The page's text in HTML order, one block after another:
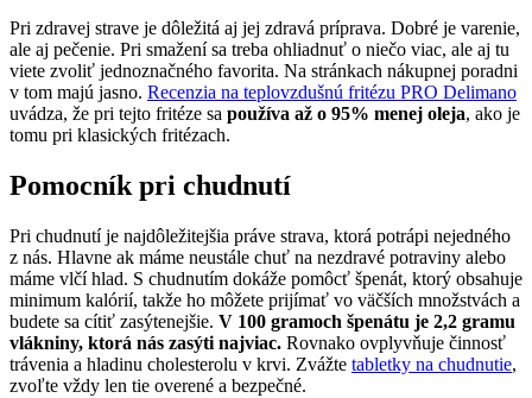
Pri zdravej strave je dôležitá aj jej zdravá príprava. Dobré je varenie,
ale aj pečenie. Pri smažení sa treba ohliadnuť o niečo viac, ale aj tu
viete zvoliť jednoznačného favorita. Na stránkach nákupnej poradni
v tom majú jasno. Recenzia na teplovzdušnú fritézu PRO Delimano
uvádza, že pri tejto fritéze sa používa až o 95% menej oleja, ako je
tomu pri klasických fritézach.
Pomocník pri chudnutí
Pri chudnutí je najdôležitejšia práve strava, ktorá potrápi nejedného
z nás. Hlavne ak máme neustále chuť na nezdravé potraviny alebo
máme vlčí hlad. S chudnutím dokáže pomôcť špenát, ktorý obsahuje
minimum kalórií, takže ho môžete prijímať vo väčších množstvách a
budete sa cítiť zasýtenejšie. V 100 gramoch špenátu je 2,2 gramu
vlákniny, ktorá nás zasýti najviac. Rovnako ovplyvňuje činnosť
trávenia a hladinu cholesterolu v krvi. Zvážte tabletky na chudnutie,
zvoľte vždy len tie overené a bezpečné.